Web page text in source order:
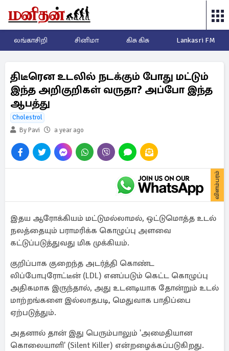
லங்காசிறி சினிமா கிசு கிசு Lankasri FM
திடீரென உடலில் நடக்கும் போது மட்டும்
இந்த அறிகுறிகள் வருதா? அப்போ இந்த
ஆபத்து
Cholestrol
By Pavi
a year ago
விளம்பரம்
இதய ஆரோக்கியம் மட்டுமல்லாமல், ஒட்டுமொத்த உடல்
நலத்தையும் பராமரிக்க கொழுப்பு அளவை
கட்டுப்படுத்துவது மிக முக்கியம்.
குறிப்பாக குறைந்த அடர்த்தி கொண்ட
லிப்போபுரோட்டீன் (LDL) எனப்படும் கெட்ட கொழுப்பு
அதிகமாக இருந்தால், அது உடனடியாக தோன்றும் உடல்
மாற்றங்களை இல்லாதபடி, மெதுவாக பாதிப்பை
ஏற்படுத்தும்.
அதனால் தான் இது பெரும்பாலும் 'அமைதியான
கொலையாளி' (Silent Killer) என்றழைக்கப்படுகிறது.